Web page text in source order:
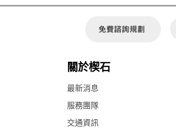
關於楔石
最新消息
服務團隊
交通資訊